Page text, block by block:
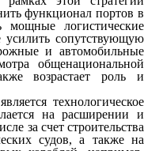
функционал портов в
мощные логистические
сопутствующую
и автомобильные
общенациональной
возрастает роль и
технологическое
на расширении и
за счет строительства
судов, а также на